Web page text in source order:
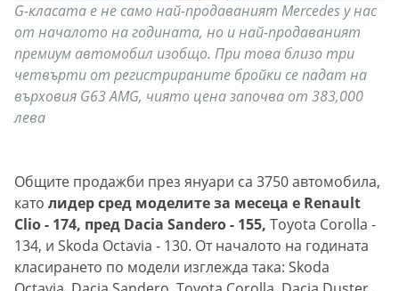
G-класата е не само най-продаваният Mercedes у нас
от началото на годината, но и най-продаваният
премиум автомобил изобщо. При това близо три
четвърти от регистрираните бройки се падат на
върховия G63 AMG, чиято цена започва от 383,000
лева
Общите продажби през януари са 3750 автомобила,
като лидер сред моделите за месеца е Renault
Clio - 174, пред Dacia Sandero - 155, Toyota Corolla -
134, и Skoda Octavia - 130. От началото на годината
класирането по модели изглежда така: Skoda